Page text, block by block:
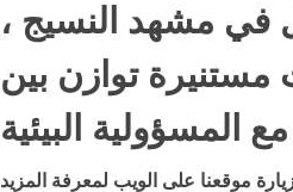
في مشهد النسيج ،
توازن بين
موقعنا على الويب لمعرفة المزيد